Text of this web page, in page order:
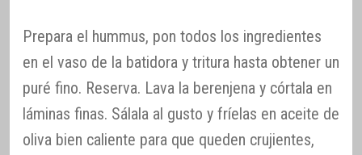
Prepara el hummus, pon todos los ingredientes
en el vaso de la batidora y tritura hasta obtener un
puré fino. Reserva. Lava la berenjena y córtala en
láminas finas. Sálala al gusto y fríelas en aceite de
oliva bien caliente para que queden crujientes,